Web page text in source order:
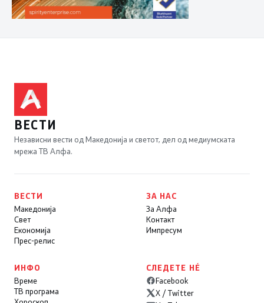
ВЕСТИ
Независни вести од Македонија и светот, дел од медиумската
мрежа ТВ Алфа.
ВЕСТИ
Македонија
Свет
Економија
Прес-релис
ЗА НАС
За Алфа
Контакт
Импресум
ИНФО
Време
ТВ програма
СЛЕДЕТЕ НÉ
Facebook
X / Twitter